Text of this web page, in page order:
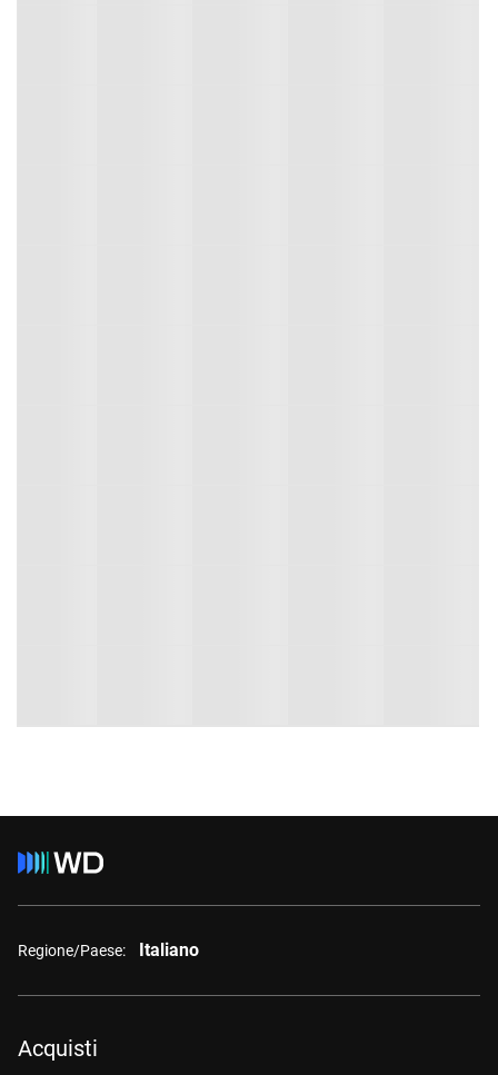
Regione/Paese: Italiano
Acquisti